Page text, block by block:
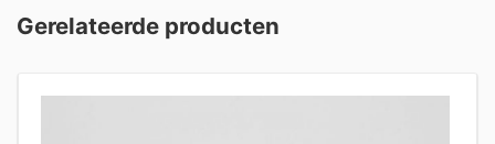
Gerelateerde producten